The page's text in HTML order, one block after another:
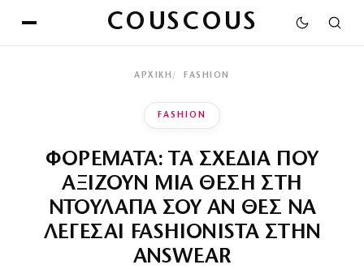
COUSCOUS
ΑΡΧΙΚΉ FASHION
FASHION
ΦΟΡΕΜΑΤΑ: ΤΑ ΣΧΕΔΙΑ ΠΟΥ
ΑΞΙΖΟΥΝ ΜΙΑ ΘΕΣΗ ΣΤΗ
ΝΤΟΥΛΑΠΑ ΣΟΥ ΑΝ ΘΕΣ ΝΑ
ΛΕΓΕΣΑΙ FASHIONISTA ΣΤΗΝ
ANSWEAR